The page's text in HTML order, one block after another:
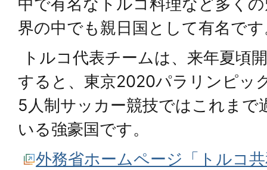
界の中でも親日国として有名で
トルコ代表チームは、来年夏頃
すると、東京2020パラリンピッ
5人制サッカー競技ではこれまで
いる強豪国です。
外務省ホームページ「トルコ